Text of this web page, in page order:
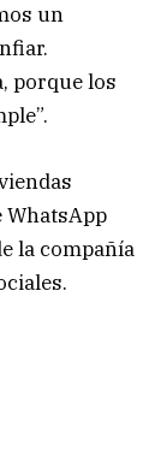
un
porque los
WhatsApp
la compañía